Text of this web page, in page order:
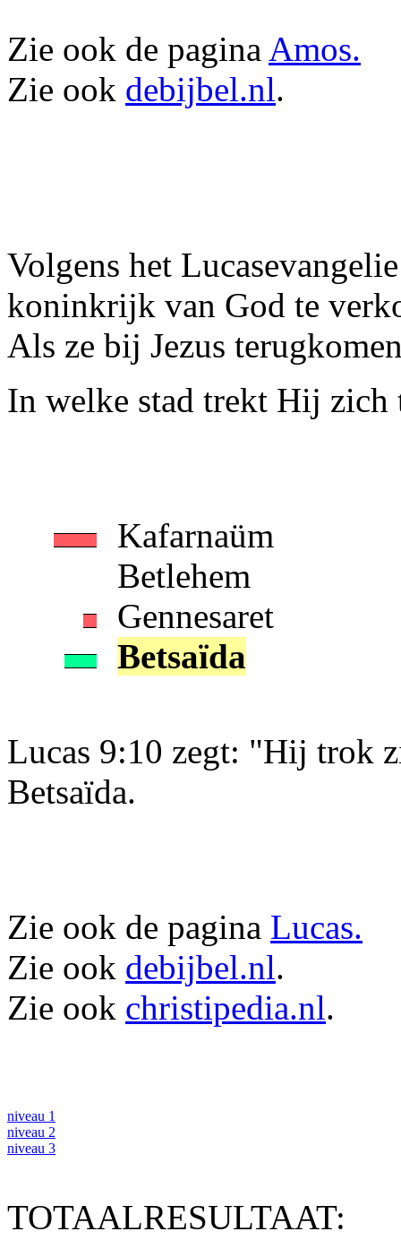
Zie ook de pagina Amos.
Zie ook debijbel.nl.
Volgens het
koninkrijk van God te
Als ze bij Jezus
In welke stad trekt Hij zich
Kafarnaüm
Betlehem
Gennesaret
Betsaïda
Lucas 9:10 zegt: "Hij trok
Betsaïda.
Zie ook de pagina Lucas.
Zie ook debijbel.nl.
Zie ook christipedia.nl.
niveau 1
niveau 2
niveau 3
TOTAALRESULTAAT: